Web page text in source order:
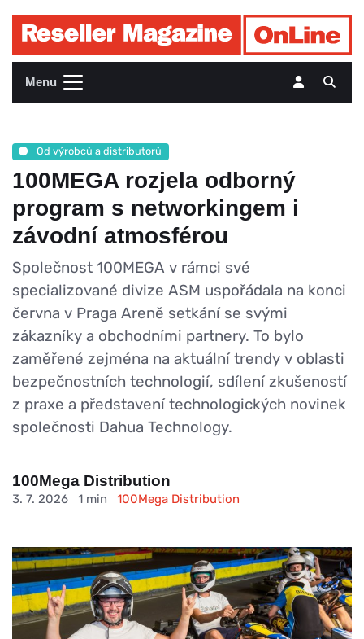
Menu
Od výrobců a distributorů
100MEGA rozjela odborný
program s networkingem i
závodní atmosférou
Společnost 100MEGA v rámci své
specializované divize ASM uspořádala na konci
června v Praga Areně setkání se svými
zákazníky a obchodními partnery. To bylo
zaměřené zejména na aktuální trendy v oblasti
bezpečnostních technologií, sdílení zkušeností
z praxe a představení technologických novinek
společnosti Dahua Technology.
100Mega Distribution
3. 7. 2026 1 min 100Mega Distribution